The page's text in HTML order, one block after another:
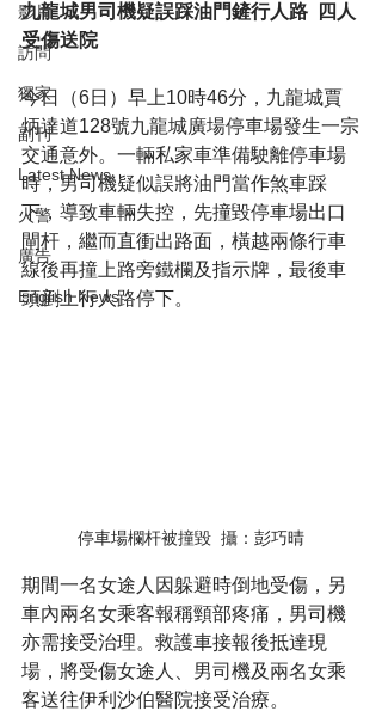
影片
訪問
獨家
副刊
Latest News
火警
廣告
English News
九龍城男司機疑誤踩油門鏟行人路  四人
受傷送院
今日（6日）早上10時46分，九龍城賈
炳達道128號九龍城廣場停車場發生一宗
交通意外。一輛私家車準備駛離停車場
時，男司機疑似誤將油門當作煞車踩
下，導致車輛失控，先撞毀停車場出口
閘杆，繼而直衝出路面，橫越兩條行車
線後再撞上路旁鐵欄及指示牌，最後車
頭剷上行人路停下。
停車場欄杆被撞毀  攝：彭巧晴
期間一名女途人因躲避時倒地受傷，另
車內兩名女乘客報稱頸部疼痛，男司機
亦需接受治理。救護車接報後抵達現
場，將受傷女途人、男司機及兩名女乘
客送往伊利沙伯醫院接受治療。